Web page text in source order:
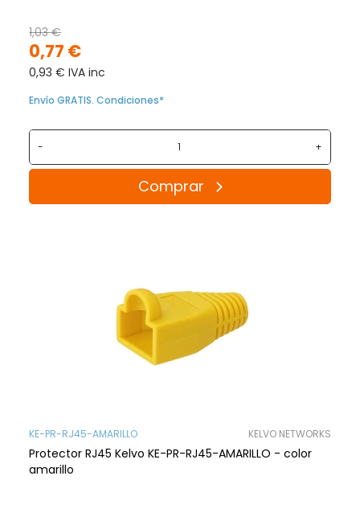
0,77 €
1,03 €
0,93 € IVA inc
Envío GRATIS. Condiciones*
- +
Comprar
KE-PR-RJ45-AMARILLO KELVO NETWORKS
Protector RJ45 Kelvo KE-PR-RJ45-AMARILLO - color
amarillo